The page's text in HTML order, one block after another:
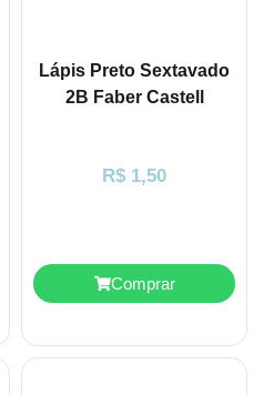
Lápis Preto Sextavado
2B Faber Castell
R$ 1,50
Comprar